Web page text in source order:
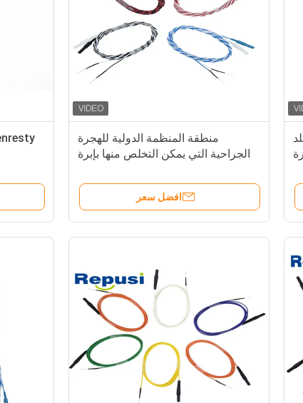
منطقة المنظمة الدولية للهجرة
الجراحية التي يمكن التخلص منها بإبرة
افضل سعر